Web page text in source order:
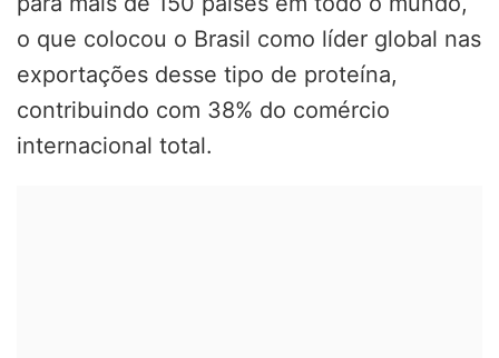
o que colocou o Brasil como líder global nas
exportações desse tipo de proteína,
contribuindo com 38% do comércio
internacional total.